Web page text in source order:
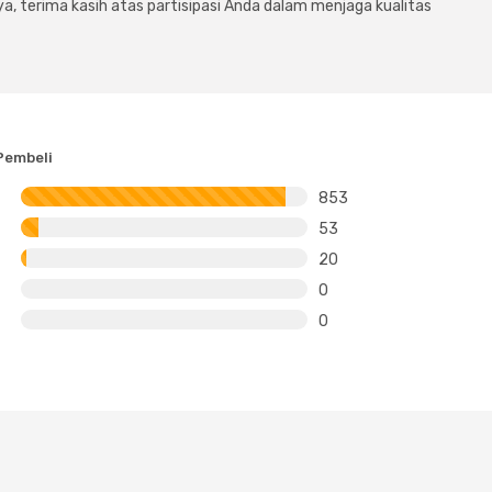
terima kasih atas partisipasi Anda dalam menjaga kualitas
853
53
20
0
0